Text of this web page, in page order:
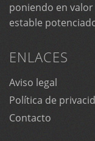
poniendo en
estable
ENLACES
Aviso legal
Política de
Contacto